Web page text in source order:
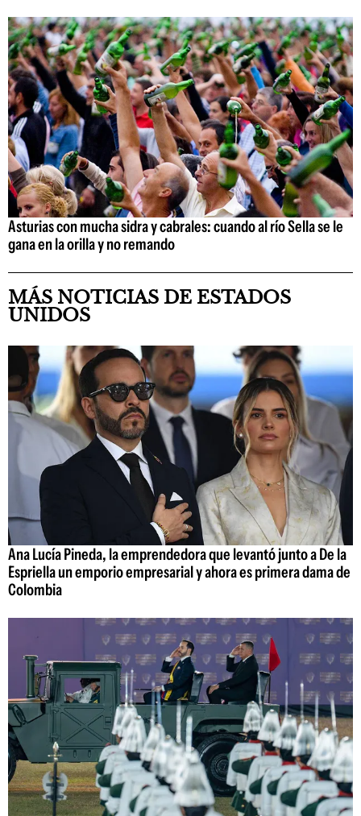
Asturias con mucha sidra y cabrales: cuando al río Sella se le
gana en la orilla y no remando
MÁS NOTICIAS DE ESTADOS
UNIDOS
Ana Lucía Pineda, la emprendedora que levantó junto a De la
Espriella un emporio empresarial y ahora es primera dama de
Colombia